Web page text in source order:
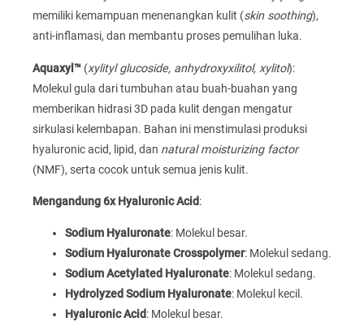
memiliki kemampuan menenangkan kulit (skin soothing),
anti-inflamasi, dan membantu proses pemulihan luka.
Aquaxyl™ (xylityl glucoside, anhydroxyxilitol, xylitol):
Molekul gula dari tumbuhan atau buah-buahan yang
memberikan hidrasi 3D pada kulit dengan mengatur
sirkulasi kelembapan. Bahan ini menstimulasi produksi
hyaluronic acid, lipid, dan natural moisturizing factor
(NMF), serta cocok untuk semua jenis kulit.
Mengandung 6x Hyaluronic Acid:
Sodium Hyaluronate: Molekul besar.
Sodium Hyaluronate Crosspolymer: Molekul sedang.
Sodium Acetylated Hyaluronate: Molekul sedang.
Hydrolyzed Sodium Hyaluronate: Molekul kecil.
Hyaluronic Acid: Molekul besar.